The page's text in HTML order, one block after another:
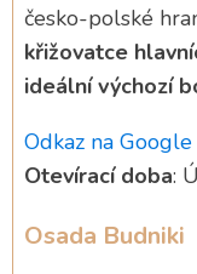
česko-polské
křižovatce
ideální výchozí
Odkaz na
Otevírací doba:
Osada Budniki